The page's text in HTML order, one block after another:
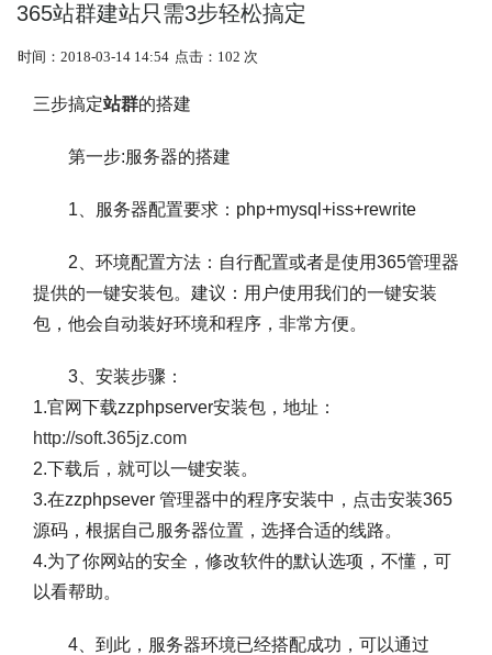
365站群建站只需3步轻松搞定
时间：2018-03-14 14:54 点击：102 次
三步搞定站群的搭建
第一步:服务器的搭建
1、服务器配置要求：php+mysql+iss+rewrite
2、环境配置方法：自行配置或者是使用365管理器
提供的一键安装包。建议：用户使用我们的一键安装
包，他会自动装好环境和程序，非常方便。
3、安装步骤：
1.官网下载zzphpserver安装包，地址：
http://soft.365jz.com
2.下载后，就可以一键安装。
3.在zzphpsever 管理器中的程序安装中，点击安装365
源码，根据自己服务器位置，选择合适的线路。
4.为了你网站的安全，修改软件的默认选项，不懂，可
以看帮助。
4、到此，服务器环境已经搭配成功，可以通过